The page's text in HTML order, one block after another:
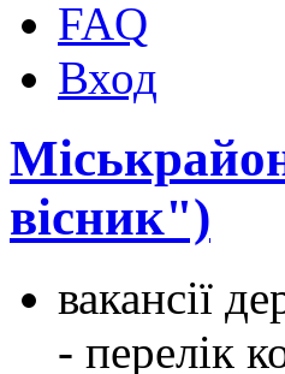
FAQ
Вход
вісник")
вакансії
- перелік